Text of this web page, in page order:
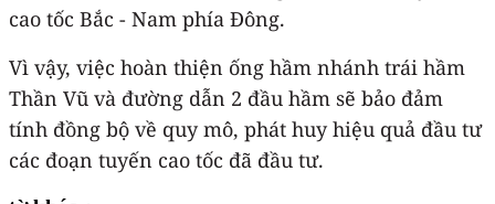
cao tốc Bắc - Nam phía Đông.
Vì vậy, việc hoàn thiện ống hầm nhánh trái hầm
Thần Vũ và đường dẫn 2 đầu hầm sẽ bảo đảm
tính đồng bộ về quy mô, phát huy hiệu quả đầu tư
các đoạn tuyến cao tốc đã đầu tư.